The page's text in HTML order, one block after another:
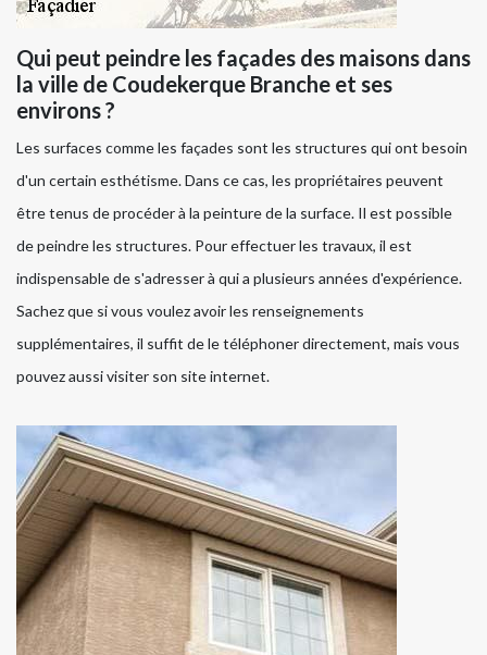
Qui peut peindre les façades des maisons dans
la ville de Coudekerque Branche et ses
environs ?
Les surfaces comme les façades sont les structures qui ont besoin
d'un certain esthétisme. Dans ce cas, les propriétaires peuvent
être tenus de procéder à la peinture de la surface. Il est possible
de peindre les structures. Pour effectuer les travaux, il est
indispensable de s'adresser à qui a plusieurs années d'expérience.
Sachez que si vous voulez avoir les renseignements
supplémentaires, il suffit de le téléphoner directement, mais vous
pouvez aussi visiter son site internet.